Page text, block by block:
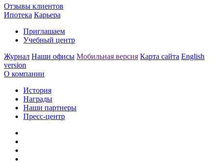
Отзывы клиентов
Ипотека Карьера
Приглашаем
Учебный центр
Журнал Наши офисы Мобильная версия Карта сайта English
version
О компании
История
Награды
Наши партнеры
Пресс-центр